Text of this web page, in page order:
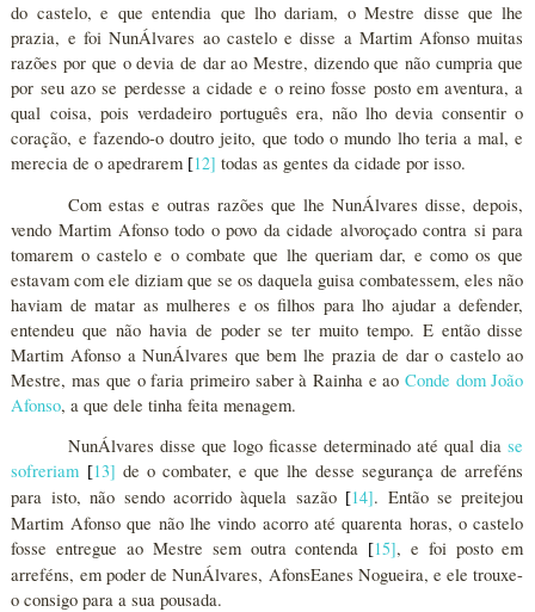
do castelo, e que entendia que lho dariam, o Mestre disse que lhe
prazia, e foi NunÁlvares ao castelo e disse a Martim Afonso muitas
razões por que o devia de dar ao Mestre, dizendo que não cumpria que
por seu azo se perdesse a cidade e o reino fosse posto em aventura, a
qual coisa, pois verdadeiro português era, não lho devia consentir o
coração, e fazendo-o doutro jeito, que todo o mundo lho teria a mal, e
merecia de o apedrarem [12] todas as gentes da cidade por isso.
Com estas e outras razões que lhe NunÁlvares disse, depois,
vendo Martim Afonso todo o povo da cidade alvoroçado contra si para
tomarem o castelo e o combate que lhe queriam dar, e como os que
estavam com ele diziam que se os daquela guisa combatessem, eles não
haviam de matar as mulheres e os filhos para lho ajudar a defender,
entendeu que não havia de poder se ter muito tempo. E então disse
Martim Afonso a NunÁlvares que bem lhe prazia de dar o castelo ao
Mestre, mas que o faria primeiro saber à Rainha e aoConde dom João
Afonso, a que dele tinha feita menagem.
NunÁlvares disse que logo ficasse determinado até qual diase
sofreriam [13] de o combater, e que lhe desse segurança de arreféns
para isto, não sendo acorrido àquela sazão [14]. Então se preitejou
Martim Afonso que não lhe vindo acorro até quarenta horas, o castelo
fosse entregue ao Mestre sem outra contenda [15], e foi posto em
arreféns, em poder de NunÁlvares, AfonsEanes Nogueira, e ele trouxe-
o consigo para a sua pousada.